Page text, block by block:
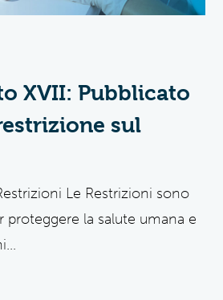
XVII: Pubblicato
sul
Le Restrizioni sono
la salute umana e